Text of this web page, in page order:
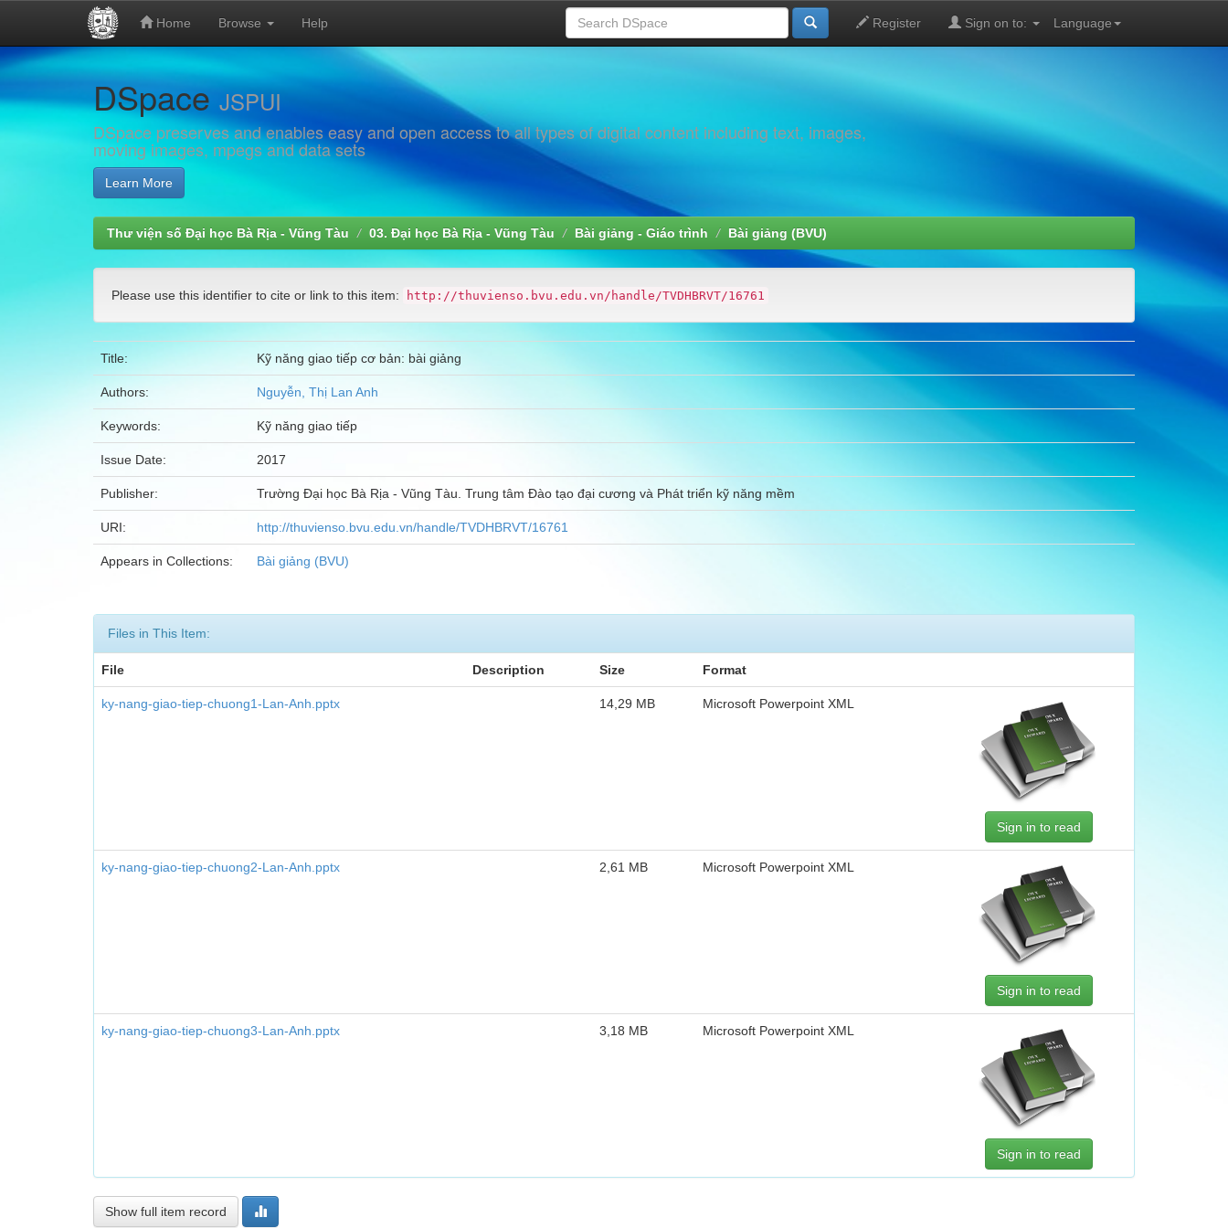
Skip
Home Browse Help Language
Register Sign on to:
DSpaceJSPUI
DSpace preserves and enables easy and open access to all types of digital content including text, images,
moving images, mpegs and data sets
Learn More
Thư viện số Đại học Bà Rịa - Vũng Tàu 03. Đại học Bà Rịa - Vũng Tàu Bài giảng - Giáo trình Bài giảng (BVU)
Please use this identifier to cite or link to this item: http://thuvienso.bvu.edu.vn/handle/TVDHBRVT/16761
Title: Kỹ năng giao tiếp cơ bản: bài giảng
Authors: Nguyễn, Thị Lan Anh
Keywords: Kỹ năng giao tiếp
Issue Date: 2017
Publisher: Trường Đại học Bà Rịa - Vũng Tàu. Trung tâm Đào tạo đại cương và Phát triển kỹ năng mềm
URI: http://thuvienso.bvu.edu.vn/handle/TVDHBRVT/16761
Appears in Collections: Bài giảng (BVU)
Files in This Item:
File Description Size Format
ky-nang-giao-tiep-chuong1-Lan-Anh.pptx 14,29 MB Microsoft Powerpoint XML
Sign in to read
ky-nang-giao-tiep-chuong2-Lan-Anh.pptx 2,61 MB Microsoft Powerpoint XML
Sign in to read
ky-nang-giao-tiep-chuong3-Lan-Anh.pptx 3,18 MB Microsoft Powerpoint XML
Sign in to read
Show full item record